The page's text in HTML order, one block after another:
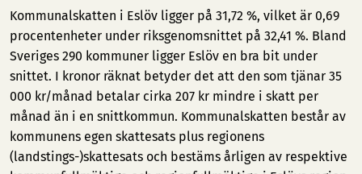
Kommunalskatten i Eslöv ligger på 31,72 %, vilket är 0,69
procentenheter under riksgenomsnittet på 32,41 %. Bland
Sveriges 290 kommuner ligger Eslöv en bra bit under
snittet. I kronor räknat betyder det att den som tjänar 35
000 kr/månad betalar cirka 207 kr mindre i skatt per
månad än i en snittkommun. Kommunalskatten består av
kommunens egen skattesats plus regionens
(landstings-)skattesats och bestäms årligen av respektive